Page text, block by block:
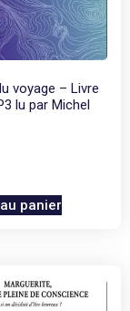
voyage – Livre
lu par Michel
panier